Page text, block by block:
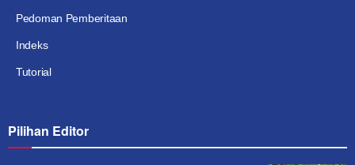
Pedoman Pemberitaan
Indeks
Tutorial
Pilihan Editor